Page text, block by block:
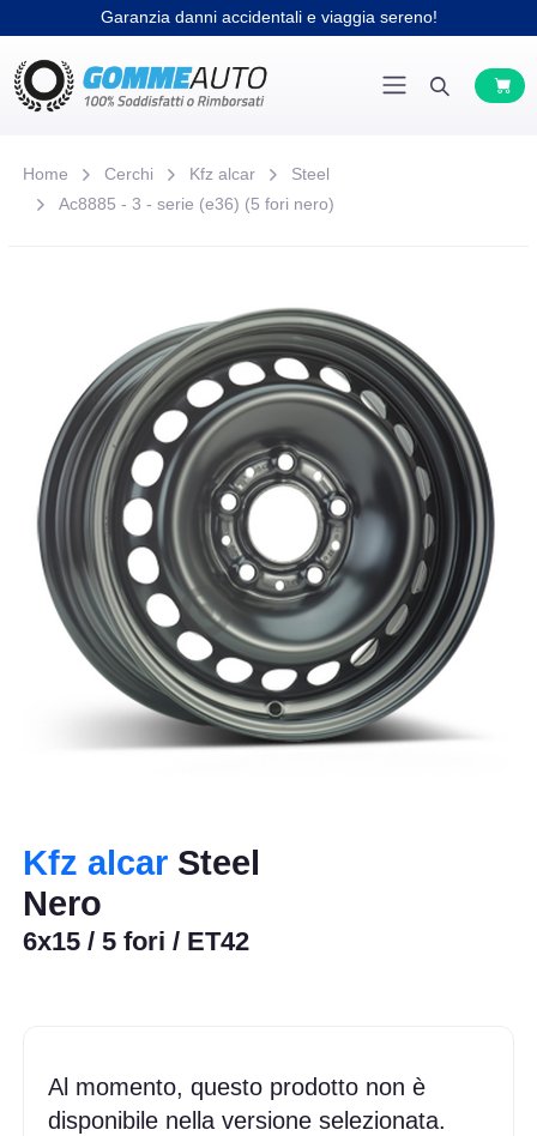
Garanzia danni accidentali e viaggia sereno!
Home Cerchi Kfz alcar
Steel
Ac8885 - 3 - serie (e36) (5 fori nero)
Kfz alcar Steel
Nero
6x15 / 5 fori / ET42
Al momento, questo prodotto non è
disponibile nella versione selezionata.